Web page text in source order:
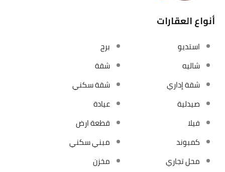
أنواع العقارات
استديو
برج
شاليه
شقة
شقة إداري
شقة سكني
صيدلية
عيادة
فيلا
قطعة ارض
كمبوند
مبني سكني
محل تجاري
مخزن